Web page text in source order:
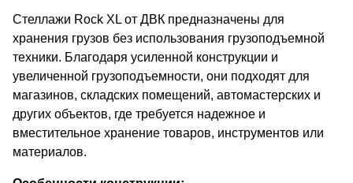
Стеллажи Rock XL от ДВК предназначены для
хранения грузов без использования грузоподъемной
техники. Благодаря усиленной конструкции и
увеличенной грузоподъемности, они подходят для
магазинов, складских помещений, автомастерских и
других объектов, где требуется надежное и
вместительное хранение товаров, инструментов или
материалов.